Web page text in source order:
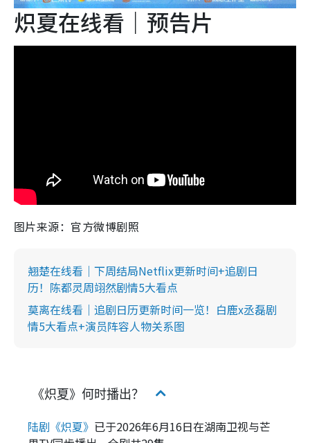
炽夏在线看｜预告片
图片来源：官方微博剧照
翘楚在线看｜下周结局Netflix更新时间+追剧日
历！陈都灵周翊然剧情5大看点
莫离在线看｜追剧日历更新时间一览！白鹿x丞磊剧
情5大看点+演员阵容人物关系图
《炽夏》何时播出？
陆剧《炽夏》 已于2026年6月16日在湖南卫视与芒